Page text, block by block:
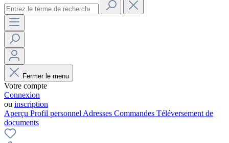
Fermer le menu
Votre compte
Connexion
ou inscription
Aperçu Profil personnel Adresses Commandes Téléversement de
documents